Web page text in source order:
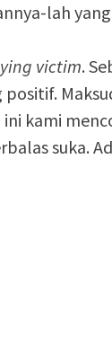
lah
victim.
ini kami
suka.